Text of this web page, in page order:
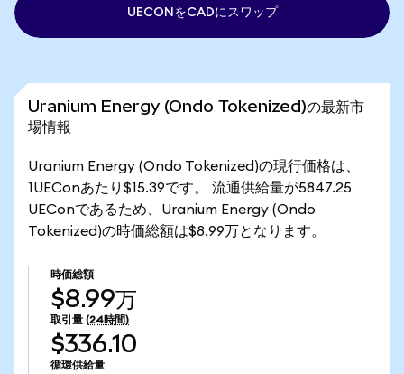
UECONをCADにスワップ
Uranium Energy (Ondo Tokenized)の最新市
場情報
Uranium Energy (Ondo Tokenized)の現行価格は、
1UEConあたり$15.39です。 流通供給量が5847.25
UEConであるため、Uranium Energy (Ondo
Tokenized)の時価総額は$8.99万となります。
時価総額
$8.99万
取引量 (24時間)
$336.10
循環供給量